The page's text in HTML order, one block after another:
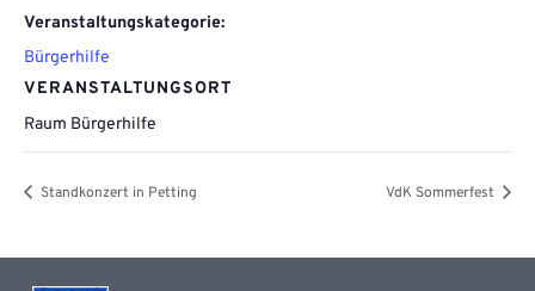
Veranstaltungskategorie:
Bürgerhilfe
VERANSTALTUNGSORT
Raum Bürgerhilfe
Standkonzert in Petting VdK Sommerfest